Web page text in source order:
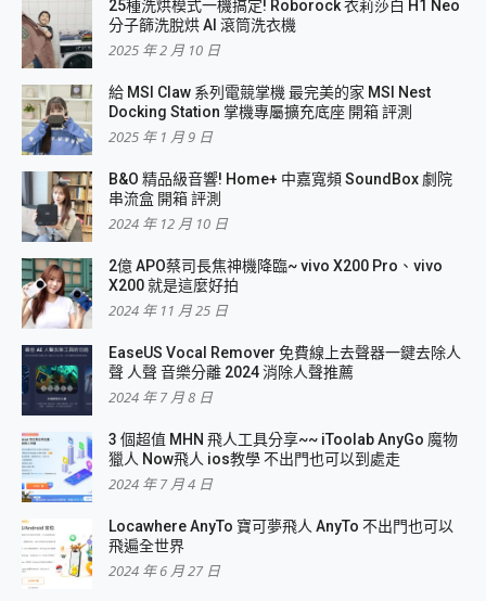
25種洗烘模式一機搞定! Roborock 衣莉莎白 H1 Neo
分子篩洗脫烘 AI 滾筒洗衣機
2025 年 2 月 10 日
給 MSI Claw 系列電競掌機 最完美的家 MSI Nest
Docking Station 掌機專屬擴充底座 開箱 評測
2025 年 1 月 9 日
B&O 精品級音響! Home+ 中嘉寬頻 SoundBox 劇院
串流盒 開箱 評測
2024 年 12 月 10 日
2億 APO蔡司長焦神機降臨~ vivo X200 Pro、vivo
X200 就是這麼好拍
2024 年 11 月 25 日
EaseUS Vocal Remover 免費線上去聲器一鍵去除人
聲 人聲 音樂分離 2024 消除人聲推薦
2024 年 7 月 8 日
3 個超值 MHN 飛人工具分享~~ iToolab AnyGo 魔物
獵人 Now飛人 ios教學 不出門也可以到處走
2024 年 7 月 4 日
Locawhere AnyTo 寶可夢飛人 AnyTo 不出門也可以
飛遍全世界
2024 年 6 月 27 日